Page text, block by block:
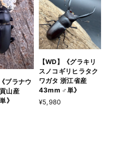
ブラナウ
山産
》
【WD】《グラキリ
スノコギリヒラタク
ワガタ 浙江省産
43mm ♂単》
¥5,980